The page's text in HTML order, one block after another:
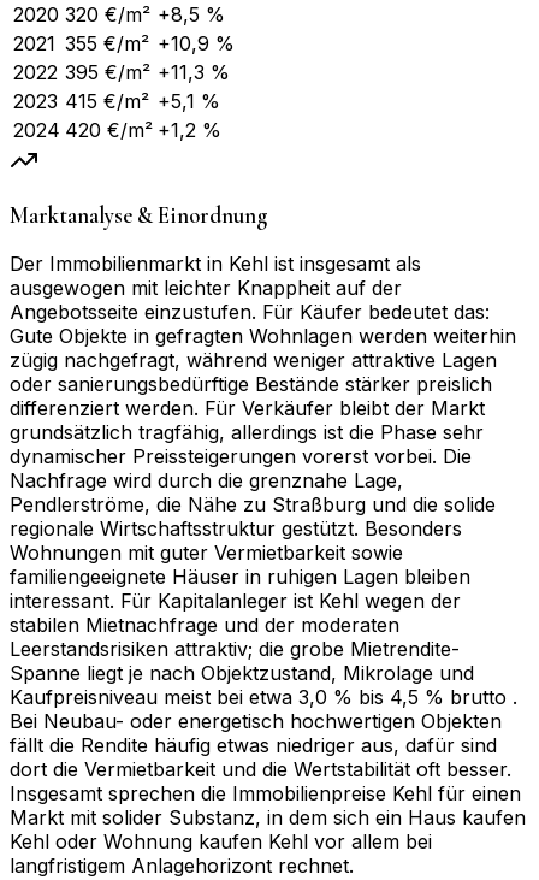
2020 320 €/m² +8,5 %
2021 355 €/m² +10,9 %
2022 395 €/m² +11,3 %
2023 415 €/m² +5,1 %
2024 420 €/m² +1,2 %
Marktanalyse & Einordnung
Der Immobilienmarkt in Kehl ist insgesamt als
ausgewogen mit leichter Knappheit auf der
Angebotsseite einzustufen. Für Käufer bedeutet das:
Gute Objekte in gefragten Wohnlagen werden weiterhin
zügig nachgefragt, während weniger attraktive Lagen
oder sanierungsbedürftige Bestände stärker preislich
differenziert werden. Für Verkäufer bleibt der Markt
grundsätzlich tragfähig, allerdings ist die Phase sehr
dynamischer Preissteigerungen vorerst vorbei. Die
Nachfrage wird durch die grenznahe Lage,
Pendlerströme, die Nähe zu Straßburg und die solide
regionale Wirtschaftsstruktur gestützt. Besonders
Wohnungen mit guter Vermietbarkeit sowie
familiengeeignete Häuser in ruhigen Lagen bleiben
interessant. Für Kapitalanleger ist Kehl wegen der
stabilen Mietnachfrage und der moderaten
Leerstandsrisiken attraktiv; die grobe Mietrendite-
Spanne liegt je nach Objektzustand, Mikrolage und
Kaufpreisniveau meist bei etwa 3,0 % bis 4,5 % brutto .
Bei Neubau- oder energetisch hochwertigen Objekten
fällt die Rendite häufig etwas niedriger aus, dafür sind
dort die Vermietbarkeit und die Wertstabilität oft besser.
Insgesamt sprechen die Immobilienpreise Kehl für einen
Markt mit solider Substanz, in dem sich ein Haus kaufen
Kehl oder Wohnung kaufen Kehl vor allem bei
langfristigem Anlagehorizont rechnet.